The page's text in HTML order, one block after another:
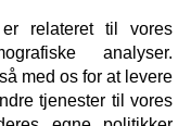
relateret til vores
analyser.
med os for at levere
tjenester til vores